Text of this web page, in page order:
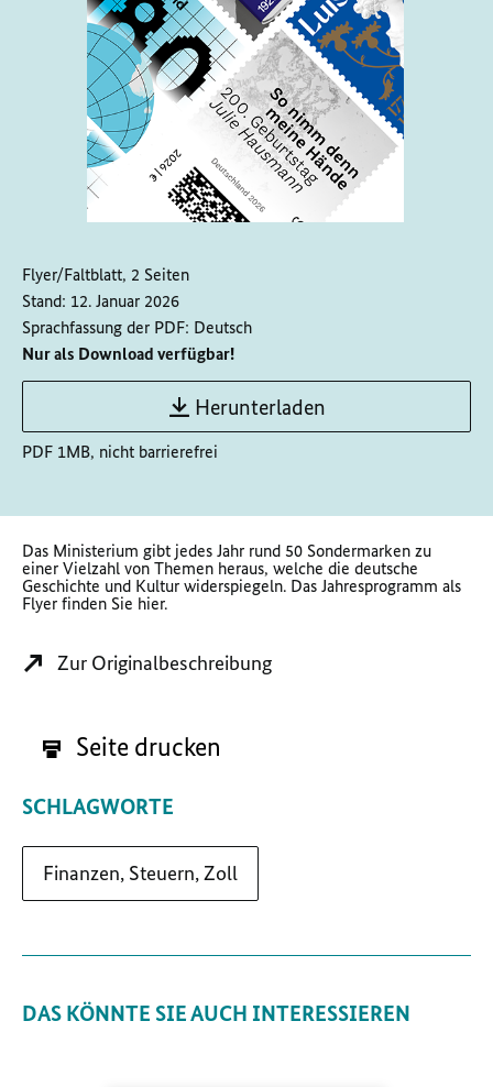
Flyer/Faltblatt, 2 Seiten
Stand: 12. Januar 2026
Sprachfassung der PDF: Deutsch
Nur als Download verfügbar!
Herunterladen
PDF 1MB, nicht barrierefrei
Das Ministerium gibt jedes Jahr rund 50 Sondermarken zu
einer Vielzahl von Themen heraus, welche die deutsche
Geschichte und Kultur widerspiegeln. Das Jahresprogramm als
Flyer finden Sie hier.
Zur Originalbeschreibung
Seite drucken
SCHLAGWORTE
Finanzen, Steuern, Zoll
DAS KÖNNTE SIE AUCH INTERESSIEREN